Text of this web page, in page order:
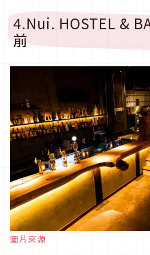
4.Nui. HOSTEL &
前
圖片來源